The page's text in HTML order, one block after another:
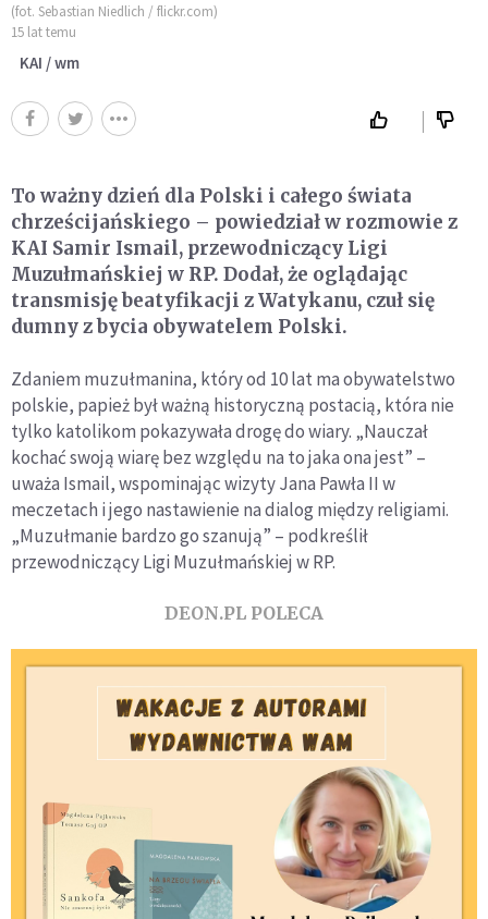
(fot. Sebastian Niedlich / flickr.com)
15 lat temu
KAI / wm
To ważny dzień dla Polski i całego świata
chrześcijańskiego – powiedział w rozmowie z
KAI Samir Ismail, przewodniczący Ligi
Muzułmańskiej w RP. Dodał, że oglądając
transmisję beatyfikacji z Watykanu, czuł się
dumny z bycia obywatelem Polski.
Zdaniem muzułmanina, który od 10 lat ma obywatelstwo
polskie, papież był ważną historyczną postacią, która nie
tylko katolikom pokazywała drogę do wiary. „Nauczał
kochać swoją wiarę bez względu na to jaka ona jest” –
uważa Ismail, wspominając wizyty Jana Pawła II w
meczetach i jego nastawienie na dialog między religiami.
„Muzułmanie bardzo go szanują” – podkreślił
przewodniczący Ligi Muzułmańskiej w RP.
DEON.PL POLECA